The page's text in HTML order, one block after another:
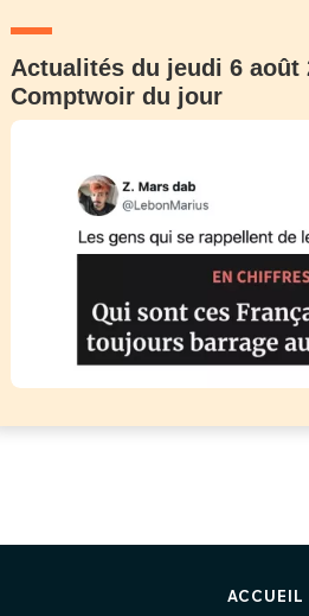
Actualités du jeudi 6 août
Comptwoir du jour
ACCUEIL